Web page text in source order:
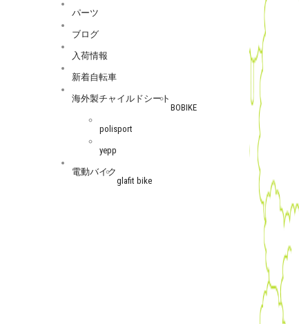
パーツ
ブログ
入荷情報
新着自転車
海外製チャイルドシート
BOBIKE
polisport
yepp
電動バイク
glafit bike